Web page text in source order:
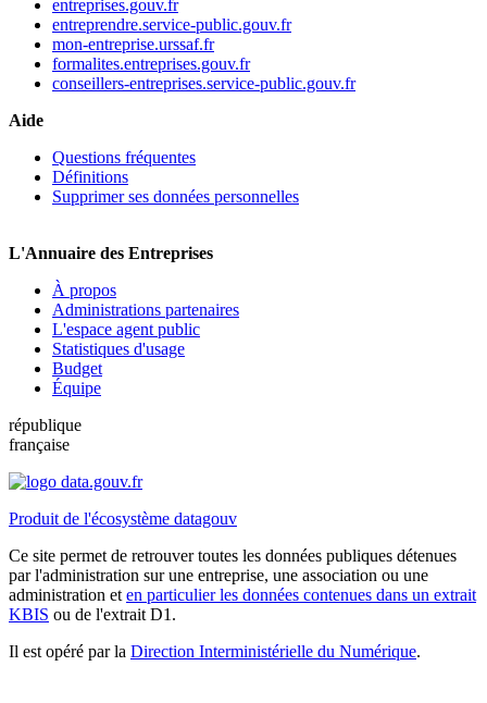
entreprises.gouv.fr
entreprendre.service-public.gouv.fr
mon-entreprise.urssaf.fr
formalites.entreprises.gouv.fr
conseillers-entreprises.service-public.gouv.fr
Aide
Questions fréquentes
Définitions
Supprimer ses données personnelles
L'Annuaire des Entreprises
À propos
Administrations partenaires
L'espace agent public
Statistiques d'usage
Budget
Équipe
république
française
Produit de l'écosystème datagouv
Ce site permet de retrouver toutes les données publiques détenues
par l'administration sur une entreprise, une association ou une
administration et en particulier les données contenues dans un extrait
KBIS ou de l'extrait D1.
Il est opéré par la Direction Interministérielle du Numérique.